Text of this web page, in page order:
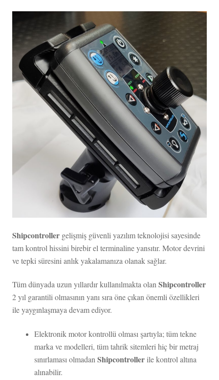
Shipcontroller gelişmiş güvenli yazılım teknolojisi sayesinde
tam kontrol hissini birebir el terminaline yansıtır. Motor devrini
ve tepki süresini anlık yakalamanıza olanak sağlar.
Tüm dünyada uzun yıllardır kullanılmakta olanShipcontroller
2 yıl garantili olmasının yanı sıra öne çıkan önemli özellikleri
ile yaygınlaşmaya devam ediyor.
Elektronik motor kontrollü olması şartıyla; tüm tekne
marka ve modelleri, tüm tahrik sitemleri hiç bir metraj
sınırlaması olmadan Shipcontroller ile kontrol altına
alınabilir.